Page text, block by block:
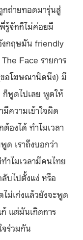
ถ่ายทอดมารุ่นสู่
รู้จักก็ไม่ค่อยมี
งกฤษมัน friendly
Face รายการ
อโฆษณานิดนึง) มี
ก็พูดไปเลย พูดให้
ความเข้าใจผิด
ต้องได้ ทำไมเวลา
ด เราถึงบอกว่า
ทำไมเวลามีคนไทย
บไปตั้งแง่ หรือ
ม่เก่งแล้วยังจะพูด
ก้ แต่มันเกิดการ
จร่วมกัน